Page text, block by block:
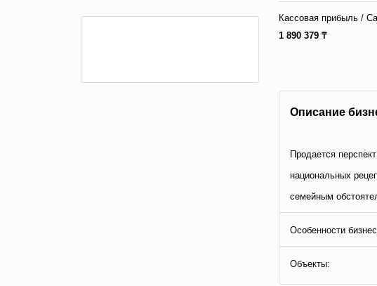
Кассовая прибыль /
1 890 379 ₸
Описание
Продается
национальных
семейным
Особенности
Объекты: